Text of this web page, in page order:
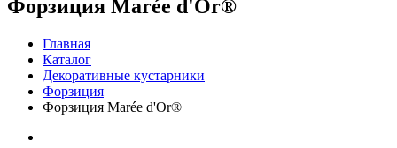
Форзиция Marée d'Or®
Главная
Каталог
Декоративные кустарники
Форзиция
Форзиция Marée d'Or®